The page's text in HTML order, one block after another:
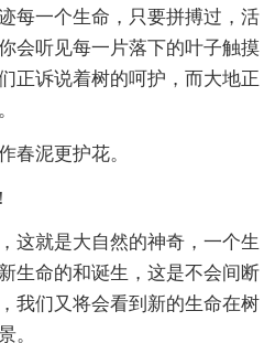
每一个生命，只要拼搏过，活
会听见每一片落下的叶子触摸
正诉说着树的呵护，而大地正
春泥更护花。
这就是大自然的神奇，一个生
生命的和诞生，这是不会间断
我们又将会看到新的生命在树
。